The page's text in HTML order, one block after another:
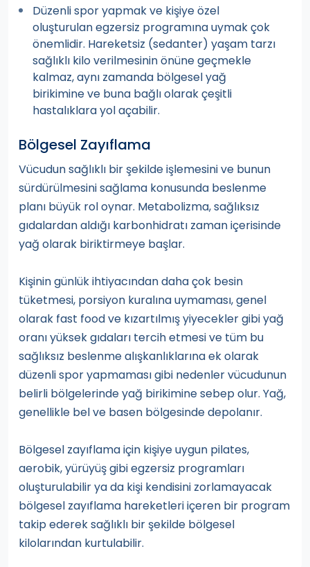
Düzenli spor yapmak ve kişiye özel
oluşturulan egzersiz programına uymak çok
önemlidir. Hareketsiz (sedanter) yaşam tarzı
sağlıklı kilo verilmesinin önüne geçmekle
kalmaz, aynı zamanda bölgesel yağ
birikimine ve buna bağlı olarak çeşitli
hastalıklara yol açabilir.
Bölgesel Zayıflama
Vücudun sağlıklı bir şekilde işlemesini ve bunun
sürdürülmesini sağlama konusunda beslenme
planı büyük rol oynar. Metabolizma, sağlıksız
gıdalardan aldığı karbonhidratı zaman içerisinde
yağ olarak biriktirmeye başlar.
Kişinin günlük ihtiyacından daha çok besin
tüketmesi, porsiyon kuralına uymaması, genel
olarak fast food ve kızartılmış yiyecekler gibi yağ
oranı yüksek gıdaları tercih etmesi ve tüm bu
sağlıksız beslenme alışkanlıklarına ek olarak
düzenli spor yapmaması gibi nedenler vücudunun
belirli bölgelerinde yağ birikimine sebep olur. Yağ,
genellikle bel ve basen bölgesinde depolanır.
Bölgesel zayıflama için kişiye uygun pilates,
aerobik, yürüyüş gibi egzersiz programları
oluşturulabilir ya da kişi kendisini zorlamayacak
bölgesel zayıflama hareketleri içeren bir program
takip ederek sağlıklı bir şekilde bölgesel
kilolarından kurtulabilir.